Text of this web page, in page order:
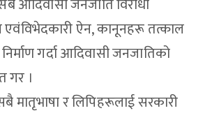
आदिवासी जनजाति विरोधी
एवंविभेदकारी ऐन, कानूनहरू तत्काल
गर्दा आदिवासी जनजातिको
गर ।
मातृभाषा र लिपिहरूलाई सरकारी